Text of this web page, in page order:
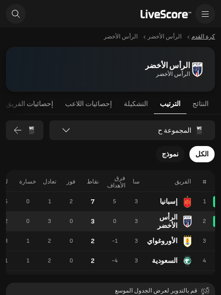
كرة القدم الرأس الأخضر الرأس الأخضر
الرأس الأخضر
الرأس الأخضر
النتائج الترتيب التشكيلة إحصائيات اللاعب إحصائيات الفريق
المجموعة ح
الكل نموذج
# الفريق
1 إسبانيا
2
الرأس
الأخضر
3 الأوروغواي
4 السعودية
سا
فرق
الأهداف
نقاط فوز تعادل خسارة لـ
3
5
7
2
1
0
5
3
0
3
0
3
0
2
3
-1
2
0
2
1
3
3
-4
2
0
2
1
1
قم بالتدوير لعرض الجدول الموسع